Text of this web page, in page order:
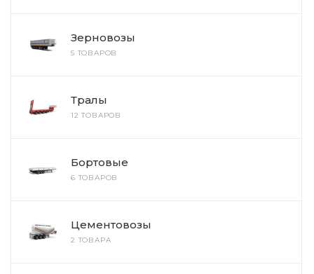
Зерновозы
5 ТОВАРОВ
Тралы
12 ТОВАРОВ
Бортовые
6 ТОВАРОВ
Цементовозы
2 ТОВАРА